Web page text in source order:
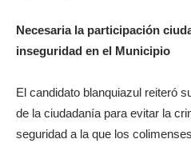
Necesaria la participación
inseguridad en el Municipio
El candidato blanquiazul reiteró
de la ciudadanía para evitar la
seguridad a la que los